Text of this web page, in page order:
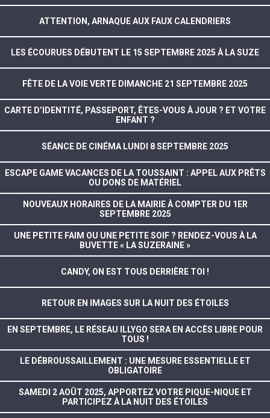
ATTENTION, ARNAQUE AUX FAUX CALENDRIERS
LES ÉCOURUES DÉBUTENT LE 15 SEPTEMBRE 2025 À LA SUZE
FÊTE DE LA VOIE VERTE DIMANCHE 21 SEPTEMBRE 2025
CARTE D’IDENTITÉ, PASSEPORT, ÊTES-VOUS À JOUR ? ET VOTRE
ENFANT ?
SÉANCE DE CINÉMA LUNDI 8 SEPTEMBRE 2025
ESCAPE GAME VACANCES DE LA TOUSSAINT : APPEL AUX PRÊTS
OU DONS DE MATÉRIEL
NOUVEAUX HORAIRES DE LA MAIRIE À COMPTER DU 1ER
SEPTEMBRE 2025
UNE PETITE FAIM OU UNE PETITE SOIF ? RENDEZ-VOUS À LA
BUVETTE « LA SUZERAINE »
CANDY, ON EST TOUS DERRIÈRE TOI !
RETOUR EN IMAGES SUR LA NUIT DES ÉTOILES
EN SEPTEMBRE, LE RÉSEAU ILLYGO SERA EN ACCÈS LIBRE POUR
TOUS !
LE DÉBROUSSAILLEMENT : UNE MESURE ESSENTIELLE ET
OBLIGATOIRE
SAMEDI 2 AOÛT 2025, APPORTEZ VOTRE PIQUE-NIQUE ET
PARTICIPEZ À LA NUIT DES ÉTOILES